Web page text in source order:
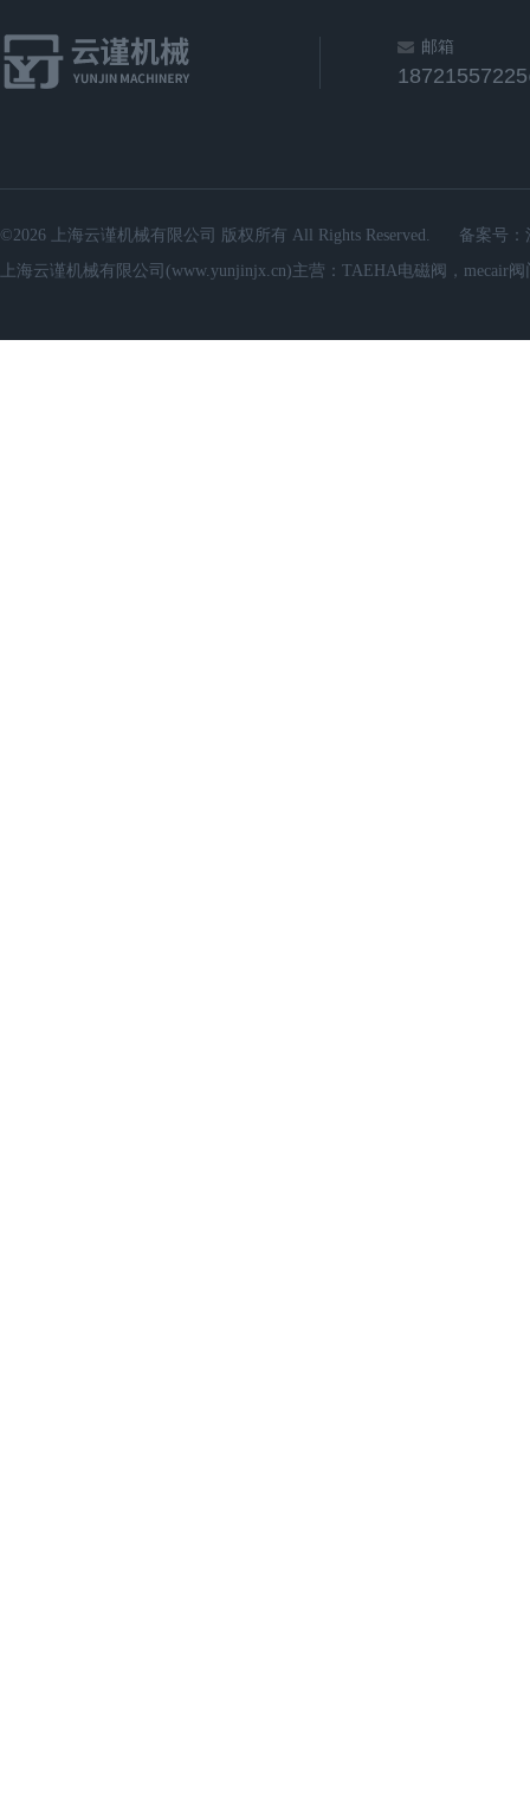
邮箱
©2026 上海云谨机械有限公司 版权所有 All Rights Reserved. 备案号：
上海云谨机械有限公司(www.yunjinjx.cn)主营：TAEHA电磁阀，mecair